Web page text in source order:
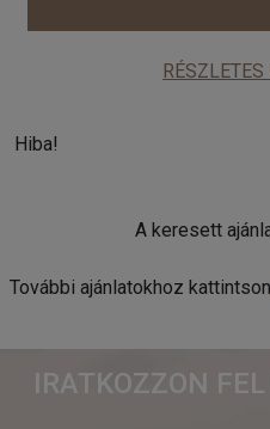
RÉSZLETES
Hiba!
A keresett
További ajánlatokhoz kattintson
IRATKOZZON